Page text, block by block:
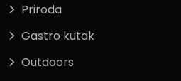
Priroda
Gastro kutak
Outdoors